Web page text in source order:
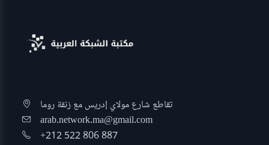
تقاطع شارع مولاي إدريس مع زنقة روما
arab.network.ma@gmail.com
+212 522 806 887